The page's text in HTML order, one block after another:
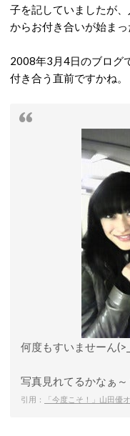
子を記していましたが
からお付き合いが始まっ
2008年3月4日のブログ
付き合う直前ですかね。
何度もすいませーん
写真見れてるかなぁ～
引用： 「今度こそ！」山田優